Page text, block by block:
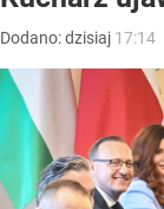
Dodano:dzisiaj 17:14